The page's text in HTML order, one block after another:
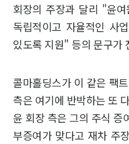
회장의 주장과 달리 "윤
독립적이고 자율적인 사
있도록 지원" 등의 문구가
콜마홀딩스가 이 같은 팩
측은 여기에 반박하는 또
윤 회장 측은 그의 주식 증
부증여가 맞다고 재차 주